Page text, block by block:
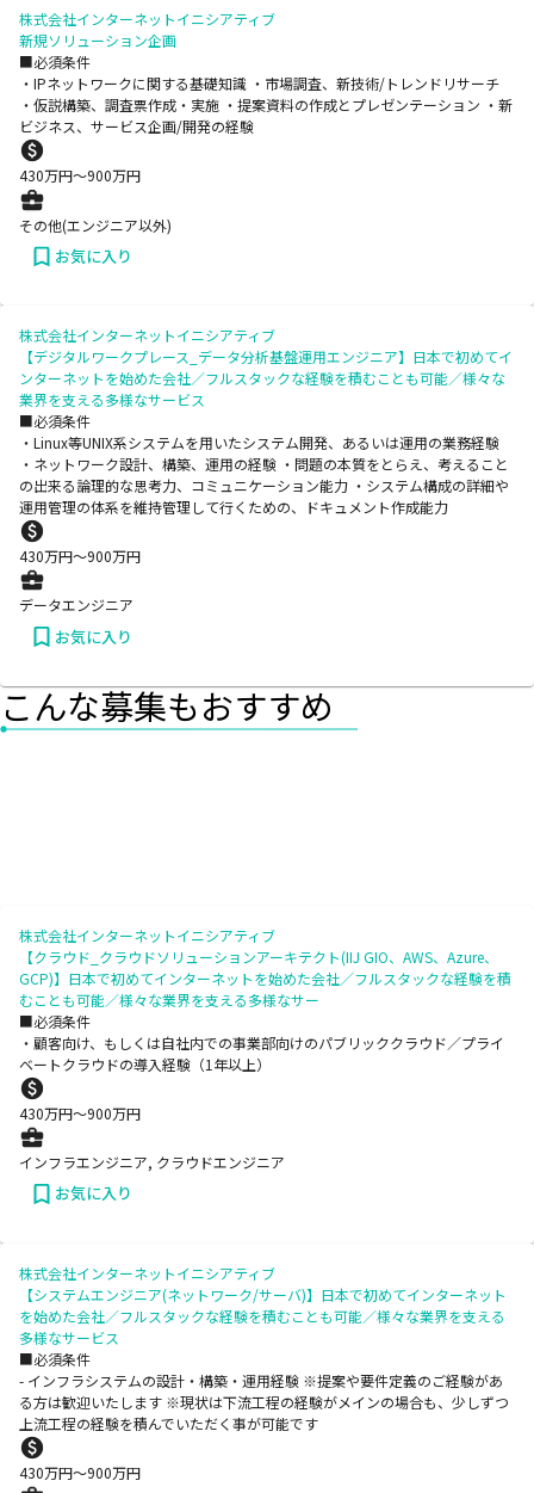
株式会社インターネットイニシアティブ
新規ソリューション企画
■必須条件
・IPネットワークに関する基礎知識 ・市場調査、新技術/トレンドリサーチ
・仮説構築、調査票作成・実施 ・提案資料の作成とプレゼンテーション ・新
ビジネス、サービス企画/開発の経験
430万円〜900万円
その他(エンジニア以外)
お気に入り
株式会社インターネットイニシアティブ
【デジタルワークプレース_データ分析基盤運用エンジニア】日本で初めてイ
ンターネットを始めた会社／フルスタックな経験を積むことも可能／様々な
業界を支える多様なサービス
■必須条件
・Linux等UNIX系システムを用いたシステム開発、あるいは運用の業務経験
・ネットワーク設計、構築、運用の経験 ・問題の本質をとらえ、考えること
の出来る論理的な思考力、コミュニケーション能力 ・システム構成の詳細や
運用管理の体系を維持管理して行くための、ドキュメント作成能力
430万円〜900万円
データエンジニア
お気に入り
こんな募集もおすすめ
株式会社インターネットイニシアティブ
【クラウド_クラウドソリューションアーキテクト(IIJ GIO、AWS、Azure、
GCP)】日本で初めてインターネットを始めた会社／フルスタックな経験を積
むことも可能／様々な業界を支える多様なサー
■必須条件
・顧客向け、もしくは自社内での事業部向けのパブリッククラウド／プライ
ベートクラウドの導入経験（1年以上）
430万円〜900万円
インフラエンジニア, クラウドエンジニア
お気に入り
株式会社インターネットイニシアティブ
【システムエンジニア(ネットワーク/サーバ)】日本で初めてインターネット
を始めた会社／フルスタックな経験を積むことも可能／様々な業界を支える
多様なサービス
■必須条件
- インフラシステムの設計・構築・運用経験 ※提案や要件定義のご経験があ
る方は歓迎いたします ※現状は下流工程の経験がメインの場合も、少しずつ
上流工程の経験を積んでいただく事が可能です
430万円〜900万円